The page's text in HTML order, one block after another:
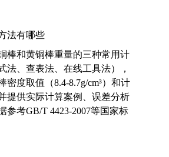
法有哪些
棒和黄铜棒重量的三种常用计
法、查表法、在线工具法），
密度取值（8.4-8.7g/cm³）和计
提供实际计算案例、误差分析
参考GB/T 4423-2007等国家标